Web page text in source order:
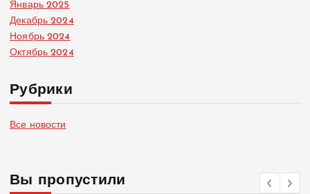
Январь 2025
Декабрь 2024
Ноябрь 2024
Октябрь 2024
Рубрики
Все новости
Вы пропустили